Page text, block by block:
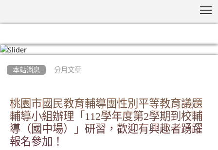
本站消息 分月文章
桃園市國民教育輔導團性別平等教育議題
輔導小組辦理「112學年度第2學期到校輔
導（國中場）」研習，歡迎有興趣者踴躍
報名參加！